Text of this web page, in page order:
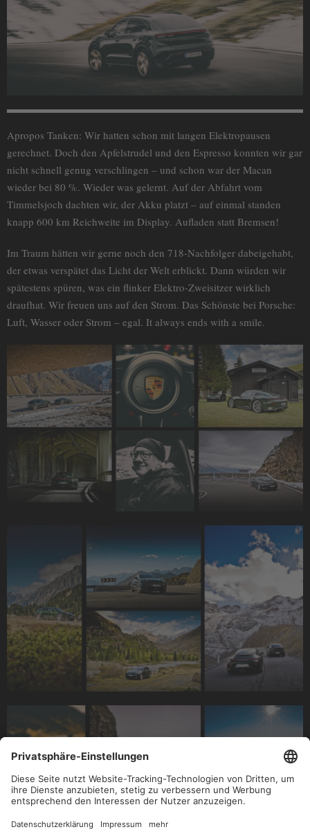
Apropos Tanken: Wir hatten schon mit langen Elektropausen
gerechnet. Doch den Apfelstrudel und den Espresso konnten wir gar
nicht schnell genug verschlingen – und schon war der Macan
wieder bei 80 %. Wieder was gelernt. Auf der Abfahrt vom
Timmelsjoch dachten wir, der Akku platzt – auf einmal standen
knapp 600 km Reichweite im Display. Aufladen statt Bremsen!
Im Traum hätten wir gerne noch den 718-Nachfolger dabeigehabt,
der etwas verspätet das Licht der Welt erblickt. Dann würden wir
spätestens spüren, was ein flinker Elektro-Zweisitzer wirklich
draufhat. Wir freuen uns auf den Strom. Das Schönste bei Porsche:
Luft, Wasser oder Strom – egal. It always ends with a smile.